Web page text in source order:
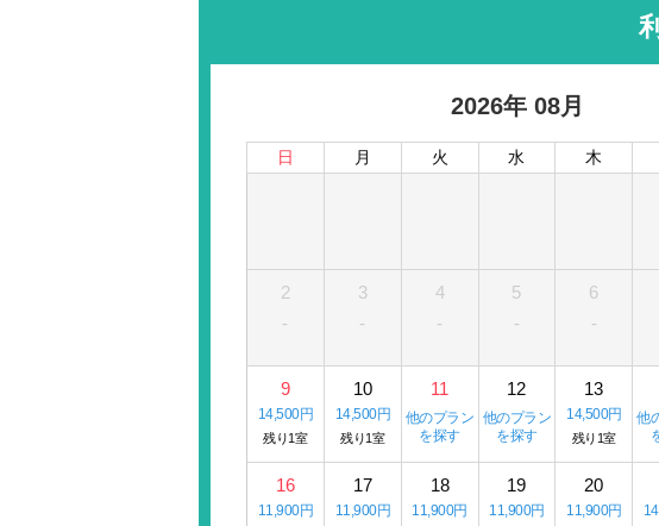
2026年 08月
日 月 火 水 木
2
-
3
-
4
-
5
-
6
-
9
14,500円
残り1室
10
14,500円
残り1室
11
他のプラン
を探す
12
他のプラン
を探す
13
14,500円
残り1室
他
16
11,900円
17
11,900円
18
11,900円
19
11,900円
20
11,900円